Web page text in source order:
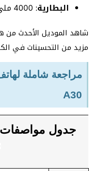
البطارية: 4000 ملي أمبير
شاهد الموديل الأحدث من
مزيد من التحسينات في
مراجعة شاملة
A30